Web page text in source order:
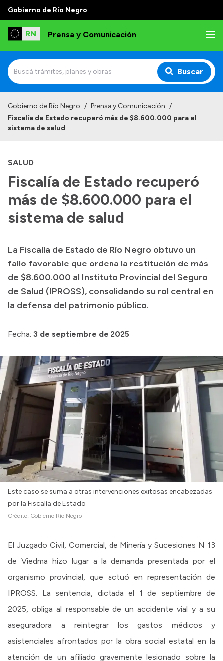
Gobierno de Río Negro
Prensa y Comunicación
Buscar
Institucional
Referentes de prensa
Archivo de noticias
Transparencia
Boletín Oficial
Compras y licitaciones
Consulta de expedientes
Consulta de pago a proveedores
Intranet
Login
Gobierno de Río Negro / Prensa y Comunicación /
Fiscalía de Estado recuperó más de $8.600.000 para el
sistema de salud
SALUD
Fiscalía de Estado recuperó
más de $8.600.000 para el
sistema de salud
La Fiscalía de Estado de Río Negro obtuvo un
fallo favorable que ordena la restitución de más
de $8.600.000 al Instituto Provincial del Seguro
de Salud (IPROSS), consolidando su rol central en
la defensa del patrimonio público.
Fecha: 3 de septiembre de 2025
Este caso se suma a otras intervenciones exitosas encabezadas
por la Fiscalía de Estado
Crédito: Gobierno Río Negro
El Juzgado Civil, Comercial, de Minería y Sucesiones N 13
de Viedma hizo lugar a la demanda presentada por el
organismo provincial, que actuó en representación de
IPROSS. La sentencia, dictada el 1 de septiembre de
2025, obliga al responsable de un accidente vial y a su
aseguradora a reintegrar los gastos médicos y
asistenciales afrontados por la obra social estatal en la
atención de un afiliado gravemente lesionado sobre la